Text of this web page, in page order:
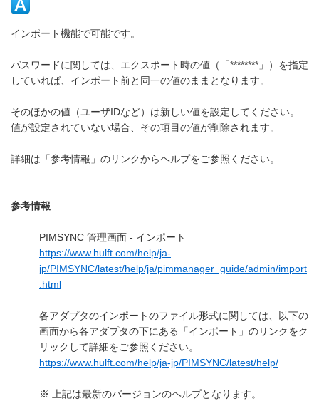
インポート機能で可能です。
パスワードに関しては、エクスポート時の値（「********」）を指定
していれば、インポート前と同一の値のままとなります。
そのほかの値（ユーザIDなど）は新しい値を設定してください。
値が設定されていない場合、その項目の値が削除されます。
詳細は「参考情報」のリンクからヘルプをご参照ください。
参考情報
PIMSYNC 管理画面 - インポート
https://www.hulft.com/help/ja-
jp/PIMSYNC/latest/help/ja/pimmanager_guide/admin/import
.html
各アダプタのインポートのファイル形式に関しては、以下の
画面から各アダプタの下にある「インポート」のリンクをク
リックして詳細をご参照ください。
https://www.hulft.com/help/ja-jp/PIMSYNC/latest/help/
※ 上記は最新のバージョンのヘルプとなります。